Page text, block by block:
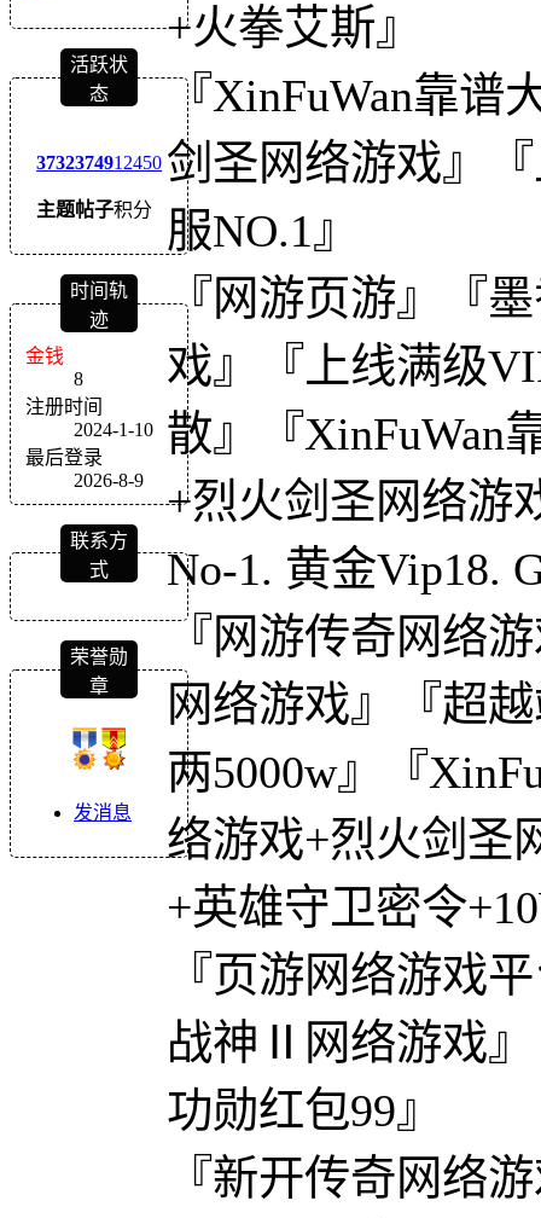
活跃状
态
3732
主题
3749
帖子
12450
积分
时间轨
迹
金钱
8
注册时间
2024-1-10
最后登录
2026-8-9
联系方
式
荣誉勋
章
发消息
+火拳艾斯』
『XinFuWan靠谱
剑圣网络游戏』
服NO.1』
『网游页游』『
戏』『上线满级
散』『XinFuWan
+烈火剑圣网络游
No-1. 黄金Vip18.
『网游传奇网络
网络游戏』『超
两5000w』『
络游戏+烈火剑圣
+英雄守卫密令
『页游网络游戏
战神Ⅱ网络游戏』
功勋红包99』
『新开传奇网络